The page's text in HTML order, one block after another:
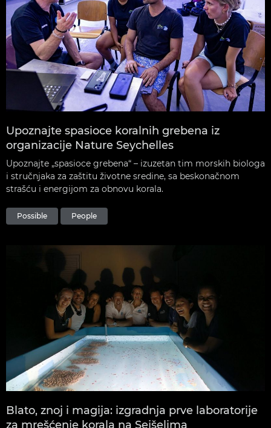
Upoznajte spasioce koralnih grebena iz
organizacije Nature Seychelles
Upoznajte „spasioce grebena“ – izuzetan tim morskih biologa
i stručnjaka za zaštitu životne sredine, sa beskonačnom
strašću i energijom za obnovu korala.
Possible People
Blato, znoj i magija: izgradnja prve laboratorije
za mrešćenje korala na Sejšelima